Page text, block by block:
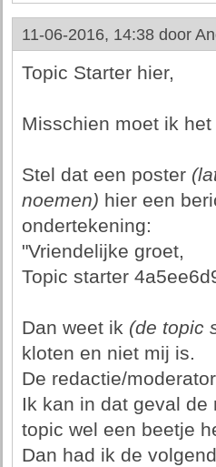
11-06-2016, 14:38 door
Topic Starter hier,
Misschien moet ik
Stel dat een poster
noemen) hier een
ondertekening:
"Vriendelijke groet,
Topic starter
Dan weet ik (de topic
kloten en niet mij is.
De redactie/
Ik kan in dat geval
topic wel een beetje
Dan had ik de